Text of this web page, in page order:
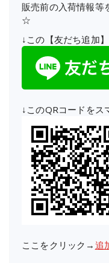
販売前の入荷情報等
☆
↓この【友だち追加
↓このQRコードをス
ここをクリック→ 追